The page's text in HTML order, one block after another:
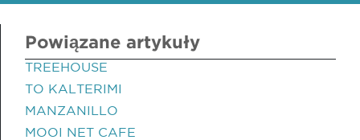
Powiązane artykuły
TREEHOUSE
TO KALTERIMI
MANZANILLO
MOOI NET CAFE